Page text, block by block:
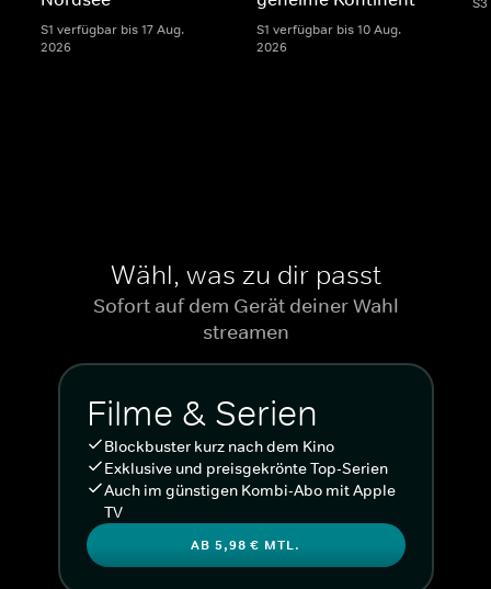
S1 verfügbar bis 17 Aug.
2026
S1 verfügbar bis 10 Aug.
2026
Wähl, was zu dir passt
Sofort auf dem Gerät deiner Wahl
streamen
Filme & Serien
Blockbuster kurz nach dem Kino
Exklusive und preisgekrönte Top-Serien
Auch im günstigen Kombi-Abo mit Apple
TV
AB 5,98 € MTL.